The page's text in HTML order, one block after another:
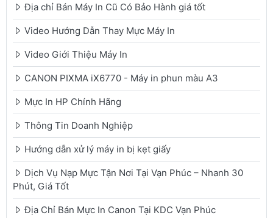
Địa chỉ Bán Máy In Cũ Có Bảo Hành giá tốt
Video Hướng Dẫn Thay Mực Máy In
Video Giới Thiệu Máy In
CANON PIXMA iX6770 - Máy in phun màu A3
Mực In HP Chính Hãng
Thông Tin Doanh Nghiệp
Hướng dẫn xử lý máy in bị kẹt giấy
Dịch Vụ Nạp Mực Tận Nơi Tại Vạn Phúc – Nhanh 30
Phút, Giá Tốt
Địa Chỉ Bán Mực In Canon Tại KDC Vạn Phúc